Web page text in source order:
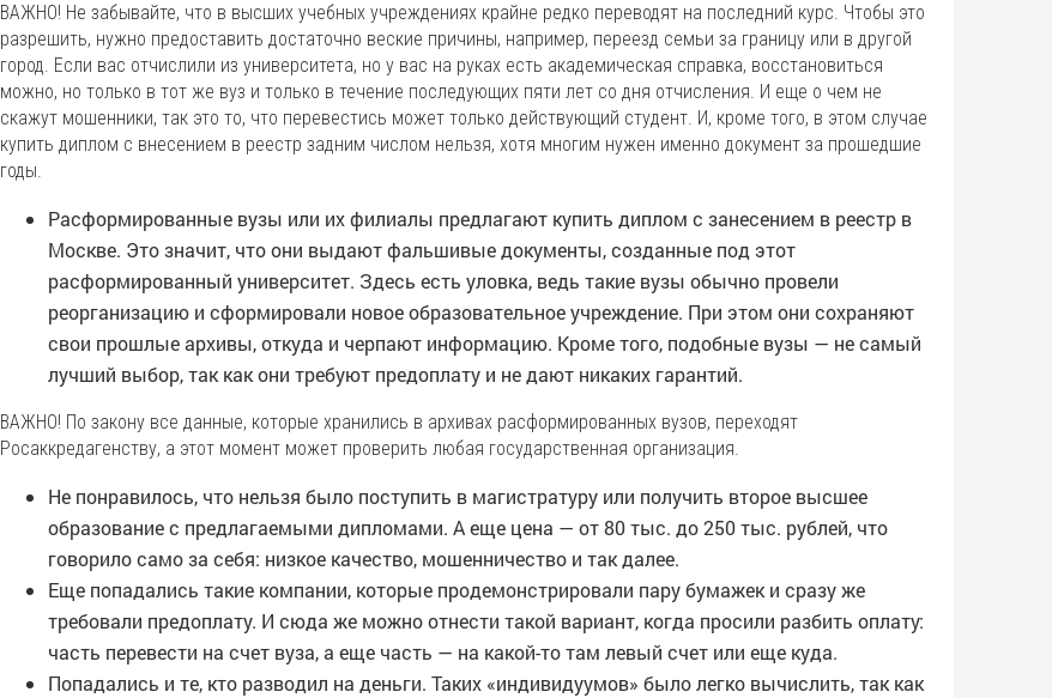
ВАЖНО! Не забывайте, что в высших учебных учреждениях крайне редко переводят на последний курс. Чтобы это
разрешить, нужно предоставить достаточно веские причины, например, переезд семьи за границу или в другой
город. Если вас отчислили из университета, но у вас на руках есть академическая справка, восстановиться
можно, но только в тот же вуз и только в течение последующих пяти лет со дня отчисления. И еще о чем не
скажут мошенники, так это то, что перевестись может только действующий студент. И, кроме того, в этом случае
купить диплом с внесением в реестр задним числом нельзя, хотя многим нужен именно документ за прошедшие
годы.
Расформированные вузы или их филиалы предлагают купить диплом с занесением в реестр в
Москве. Это значит, что они выдают фальшивые документы, созданные под этот
расформированный университет. Здесь есть уловка, ведь такие вузы обычно провели
реорганизацию и сформировали новое образовательное учреждение. При этом они сохраняют
свои прошлые архивы, откуда и черпают информацию. Кроме того, подобные вузы — не самый
лучший выбор, так как они требуют предоплату и не дают никаких гарантий.
ВАЖНО! По закону все данные, которые хранились в архивах расформированных вузов, переходят
Росаккредагенству, а этот момент может проверить любая государственная организация.
Не понравилось, что нельзя было поступить в магистратуру или получить второе высшее
образование с предлагаемыми дипломами. А еще цена — от 80 тыс. до 250 тыс. рублей, что
говорило само за себя: низкое качество, мошенничество и так далее.
Еще попадались такие компании, которые продемонстрировали пару бумажек и сразу же
требовали предоплату. И сюда же можно отнести такой вариант, когда просили разбить оплату:
часть перевести на счет вуза, а еще часть — на какой-то там левый счет или еще куда.
Попадались и те, кто разводил на деньги. Таких «индивидуумов» было легко вычислить, так как